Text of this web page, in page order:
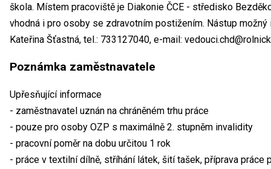
škola. Místem pracoviště je Diakonie ČCE - středisko
vhodná i pro osoby se zdravotním postižením. Nástup
Kateřina Šťastná, tel.: 733127040, e-mail:
Poznámka zaměstnavatele
Upřesňující informace
- zaměstnavatel uznán na chráněném trhu práce
- pouze pro osoby OZP s maximálně 2. stupněm invalidity
- pracovní poměr na dobu určitou 1 rok
- práce v textilní dílně, stříhání látek, šití tašek, příprava práce